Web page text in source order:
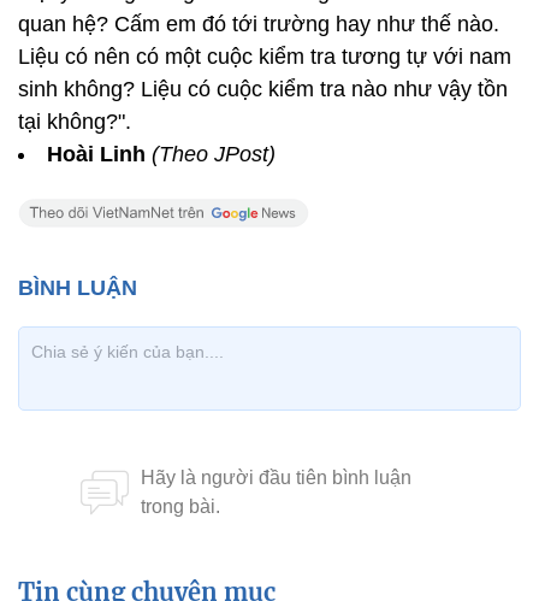
quan hệ? Cấm em đó tới trường hay như thế nào.
Liệu có nên có một cuộc kiểm tra tương tự với nam
sinh không? Liệu có cuộc kiểm tra nào như vậy tồn
tại không?".
Hoài Linh (Theo JPost)
Tin cùng chuyên mục